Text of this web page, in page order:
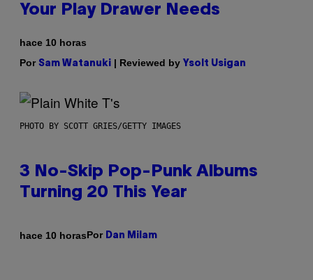
Your Play Drawer Needs
hace 10 horas
Por Sam Watanuki | Reviewed by Ysolt Usigan
PHOTO BY SCOTT GRIES/GETTY IMAGES
3 No-Skip Pop-Punk Albums
Turning 20 This Year
hace 10 horasPor Dan Milam